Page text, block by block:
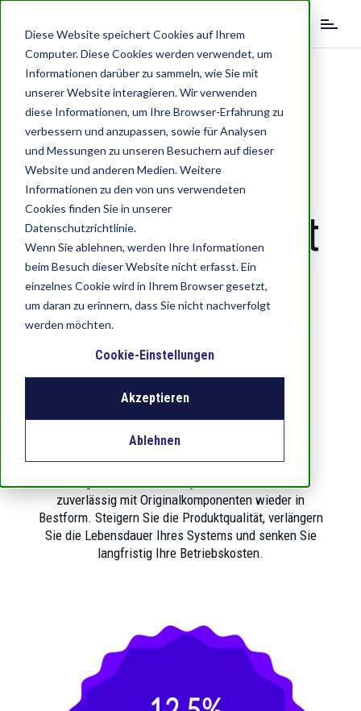
Diese Website speichert Cookies auf Ihrem
Computer. Diese Cookies werden verwendet, um
Informationen darüber zu sammeln, wie Sie mit
unserer Website interagieren. Wir verwenden
diese Informationen, um Ihre Browser-Erfahrung zu
verbessern und anzupassen, sowie für Analysen
und Messungen zu unseren Besuchern auf dieser
Website und anderen Medien. Weitere
Informationen zu den von uns verwendeten
Cookies finden Sie in unserer
Datenschutzrichtlinie.
Wenn Sie ablehnen, werden Ihre Informationen
beim Besuch dieser Website nicht erfasst. Ein
einzelnes Cookie wird in Ihrem Browser gesetzt,
um daran zu erinnern, dass Sie nicht nachverfolgt
werden möchten.
Cookie-Einstellungen
Akzeptieren
Ablehnen
EN
IT
Heißkanal
Refurbishment
Weniger
Risiko. Mehr
Output.
Lebensdauer:
Unser professionelles Refurbishment Programm
bringt IhreHeißkanalsystemeschnell und
zuverlässig mit Originalkomponenten wieder in
Bestform. Steigern Sie die Produktqualität, verlängern
Sie die Lebensdauer Ihres Systems und senken Sie
langfristig Ihre Betriebskosten.